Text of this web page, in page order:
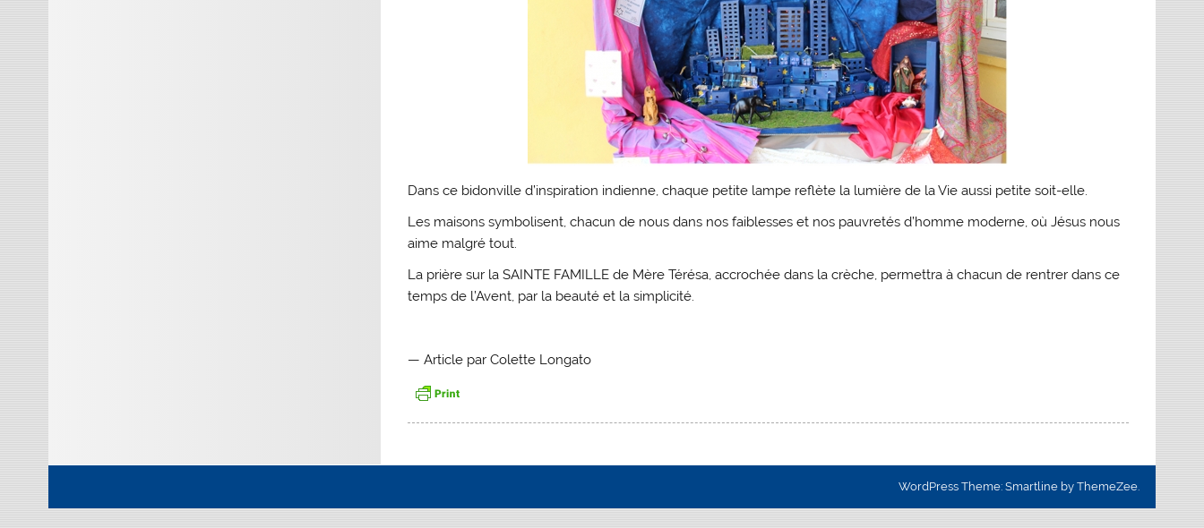
Dans ce bidonville d’inspiration indienne, chaque petite lampe reflète la lumière de la Vie aussi petite soit-elle.
Les maisons symbolisent, chacun de nous dans nos faiblesses et nos pauvretés d’homme moderne, où Jésus nous
aime malgré tout.
La prière sur la SAINTE FAMILLE de Mère Térésa, accrochée dans la crèche, permettra à chacun de rentrer dans ce
temps de l’Avent, par la beauté et la simplicité.
— Article par Colette Longato
WordPress Theme: Smartline by ThemeZee.